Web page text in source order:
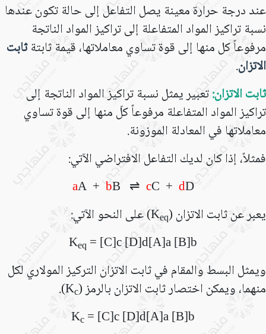
عند درجة حرارة معينة يصل التفاعل إلى حالة تكون عندها
نسبة تراكيز المواد المتفاعلة إلى تراكيز المواد الناتجة
مرفوعاً كل منها إلى قوة تساوي معاملاتها، قيمة ثابتةثابت
الاتزان.
ثابت الاتزان:تعبير يمثل نسبة تراكيز المواد الناتجة إلى
تراكيز المواد المتفاعلة مرفوعاً كلّ منها إلى قوة تساوي
معاملاتها في المعادلة الموزونة.
فمثلاً، إذا كان لديك التفاعل الافتراضي الآتي:
aA + bB ⇌ cC + dD
يعبر عن ثابت الاتزان ( Keq ) على النحو الآتي:
Keq = [C]c [D]d[A]a [B]b
ويمثل البسط والمقام في ثابت الاتزان التركيز المولاري لكل
منهما، ويمكن اختصار ثابت الاتزان بالرمز ( Kc
).
Kc = [C]c [D]d[A]a [B]b